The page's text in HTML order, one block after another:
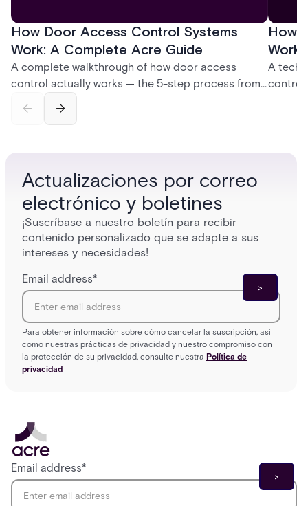
How Door Access Control Systems
Work: A Complete Acre Guide
A complete walkthrough of how door access
control actually works — the 5-step process from
and software components, and the access control
How
A
control
Actualizaciones por correo
electrónico y boletines
¡Suscríbase a nuestro boletín para recibir
contenido personalizado que se adapte a sus
intereses y necesidades!
Email address*
Para obtener información sobre cómo cancelar la suscripción, así
como nuestras prácticas de privacidad y nuestro compromiso con
la protección de su privacidad, consulte nuestra Política de
privacidad
Email address*